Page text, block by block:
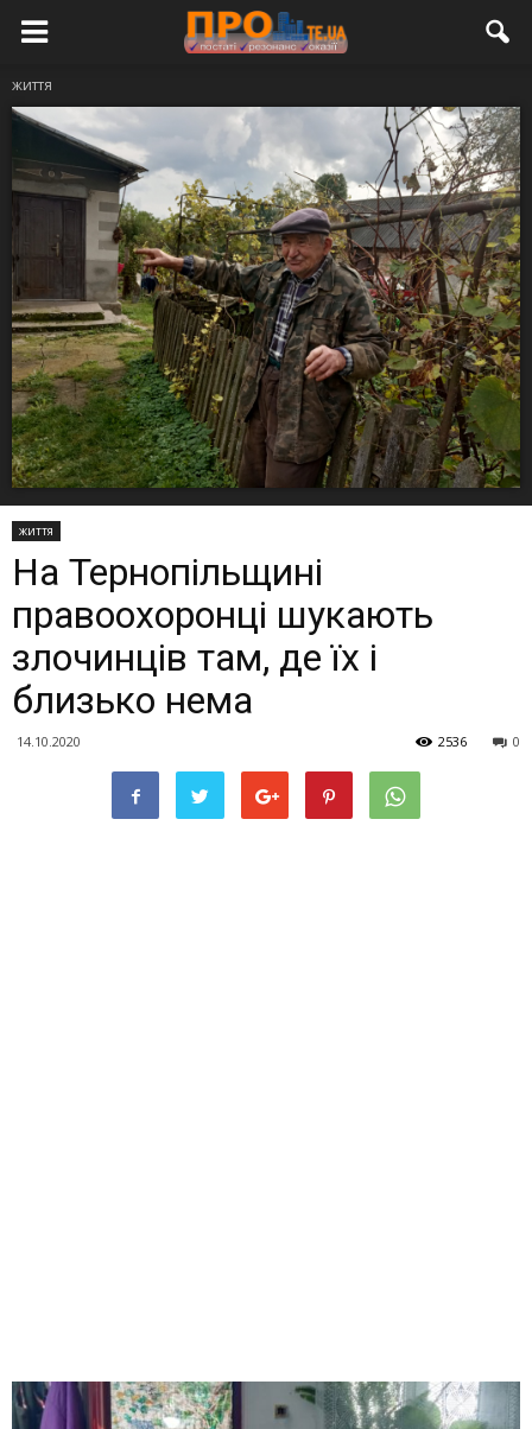
життя
життя
На Тернопільщині
правоохоронці шукають
злочинців там, де їх і
близько нема
14.10.2020 0
2536